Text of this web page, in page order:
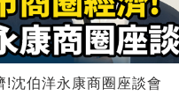
!沈伯洋永康商圈座談會